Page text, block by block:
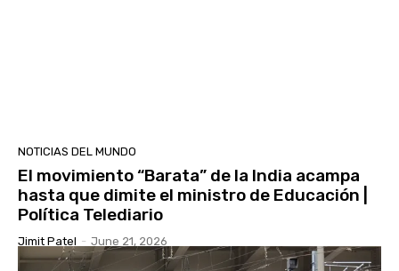
NOTICIAS DEL MUNDO
El movimiento “Barata” de la India acampa
hasta que dimite el ministro de Educación |
Política Telediario
Jimit Patel - June 21, 2026